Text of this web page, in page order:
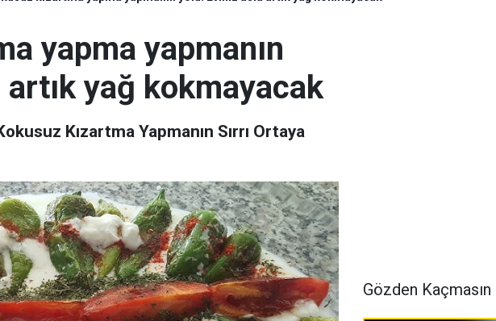
yapma yapmanın
yağ kokmayacak
Kızartma Yapmanın Sırrı Ortaya
Gözden Kaçmasın